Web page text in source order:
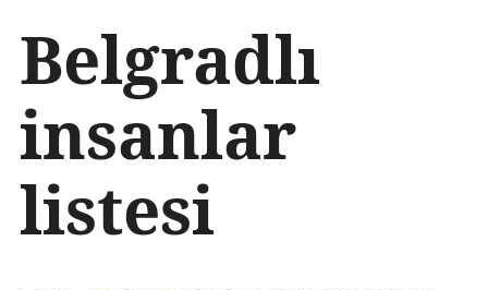
ç
r
ğ
e
a
l
Belgradlı
insanlar
listesi